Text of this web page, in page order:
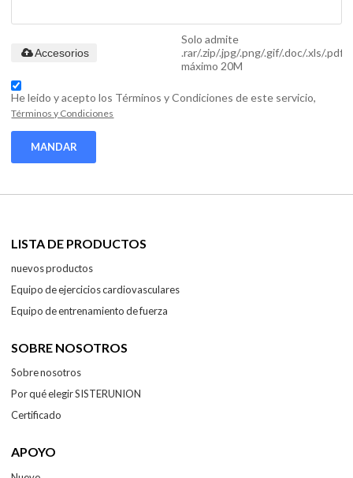
Solo admite
.rar/.zip/.jpg/.png/.gif/.doc/.xls/.pdf,
máximo 20M
Accesorios
He leido y acepto los Términos y Condiciones de este servicio,
Términos y Condiciones
MANDAR
LISTA DE PRODUCTOS
nuevos productos
Equipo de ejercicios cardiovasculares
Equipo de entrenamiento de fuerza
SOBRE NOSOTROS
Sobre nosotros
Por qué elegir SISTERUNION
Certificado
APOYO